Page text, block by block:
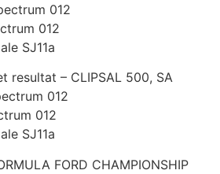
012
012
SJ11a
resultat – CLIPSAL 500, SA
012
012
SJ11a
FORD CHAMPIONSHIP